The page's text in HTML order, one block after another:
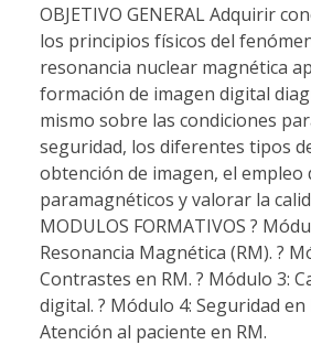
OBJETIVO GENERAL Adquirir
los principios físicos del
resonancia nuclear magnética
formación de imagen digital
mismo sobre las condiciones
seguridad, los diferentes tipos
obtención de imagen, el empleo
paramagnéticos y valorar la
MODULOS FORMATIVOS ?
Resonancia Magnética (RM). ?
Contrastes en RM. ? Módulo 3:
digital. ? Módulo 4: Seguridad en
Atención al paciente en RM.